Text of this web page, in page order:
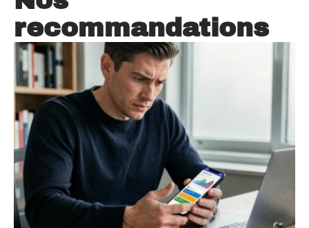
recommandations